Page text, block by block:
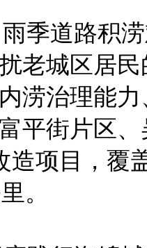
季道路积
老城区居
涝治理能
平街片区
造项目，覆
。